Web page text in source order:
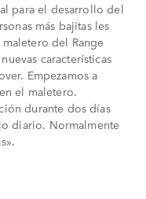
para el desarrollo del
más bajitas les
del Range
características
Empezamos a
el maletero.
durante dos días
diario. Normalmente